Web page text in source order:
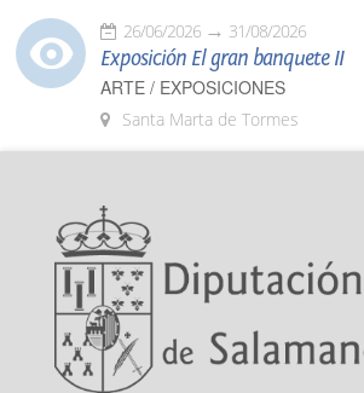
26/06/2026 31/08/2026
Exposición El gran banquete II
ARTE / EXPOSICIONES
Santa Marta de Tormes